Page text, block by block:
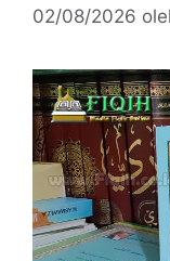
02/08/2026